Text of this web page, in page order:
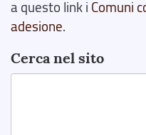
a questo link i Comuni
adesione.
Cerca nel sito